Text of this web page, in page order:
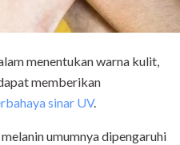
menentukan warna kulit,
memberikan
sinar UV.
umumnya dipengaruhi